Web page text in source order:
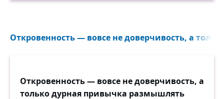
Откровенность — вовсе не доверчивость, а
Откровенность — вовсе не доверчивость, а
только дурная привычка размышлять